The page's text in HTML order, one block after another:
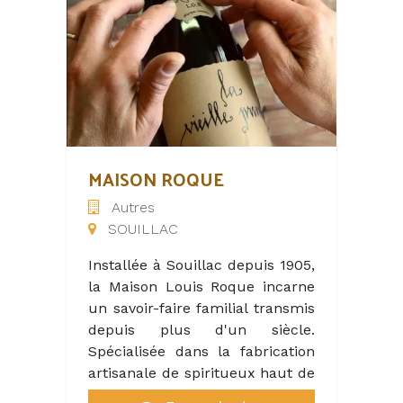
Juillet et Août ou une saison
plus longue ?
idyllique une clientèle variée
d’amateurs de vin et de curieux
venus découvrir nos produits et
notre philosophie, combinant
excellence et respect de la
nature.
Afin de renforcer notre équipe
recrutons des profils motivés,
souriants et passionnés pour
offrir une expérience
MAISON ROQUE
Autres
SOUILLAC
Installée à Souillac depuis 1905,
la Maison Louis Roque incarne
un savoir-faire familial transmis
depuis plus d'un siècle.
Spécialisée dans la fabrication
artisanale de spiritueux haut de
gamme, la maison est